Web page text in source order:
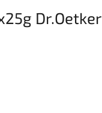
Dr.Oetker